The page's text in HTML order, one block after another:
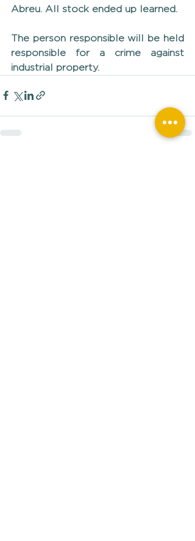
Abreu. All stock ended up learned.
The person responsible will be held
responsible for a crime against
industrial property.